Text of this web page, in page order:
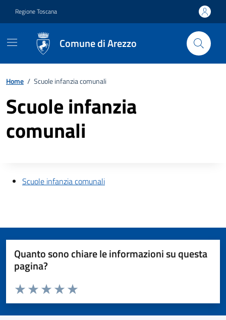
Regione Toscana
Comune di Arezzo
Home / Scuole infanzia comunali
Scuole infanzia
comunali
Descrizione completa
Scuole infanzia comunali
Quanto sono chiare le informazioni su questa
pagina?
Valuta da 1 a 5 stelle la pagina
Valuta 5 stelle su 5
Valuta 4 stelle su 5
Valuta 3 stelle su 5
Valuta 2 stelle su 5
Valuta 1 stelle su 5